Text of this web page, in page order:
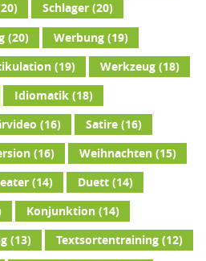
Schlager(20)
(20) Werbung(19)
(19) Werkzeug(18)
Idiomatik(18)
(16) Satire(16)
(16) Weihnachten(15)
(14) Duett(14)
Konjunktion(14)
(13) Textsortentraining(12)